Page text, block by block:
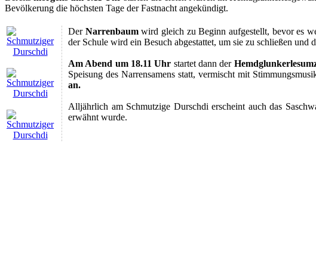
Bevölkerung die höchsten Tage der Fastnacht angekündigt.
Der Narrenbaumwird gleich zu Beginn aufgestellt, bevor es
der Schule wird ein Besuch abgestattet, um sie zu schließen und
Am Abend um 18.11 Uhr startet dann der
Speisung des Narrensamens statt, vermischt mit
an.
Alljährlich am Schmutzige Durschdi erscheint auch das
erwähnt wurde.